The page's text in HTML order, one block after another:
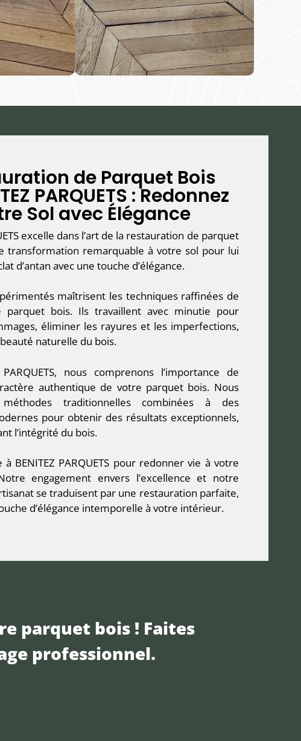
de Parquet Bois
PARQUETS : Redonnez
Sol avec Élégance
excelle dans l’art de la restauration de parquet
transformation remarquable à votre sol pour lui
d’antan avec une touche d’élégance.
maîtrisent les techniques raffinées de
parquet bois. Ils travaillent avec minutie pour
éliminer les rayures et les imperfections,
naturelle du bois.
nous comprenons l’importance de
authentique de votre parquet bois. Nous
traditionnelles combinées à des
pour obtenir des résultats exceptionnels,
l’intégrité du bois.
à BENITEZ PARQUETS pour redonner vie à votre
engagement envers l’excellence et notre
se traduisent par une restauration parfaite,
d’élégance intemporelle à votre intérieur.
parquet bois ! Faites
professionnel.